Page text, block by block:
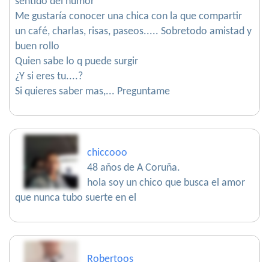
Me gustaría conocer una chica con la que compartir
un café, charlas, risas, paseos..... Sobretodo amistad y
buen rollo
Quien sabe lo q puede surgir
¿Y si eres tu....?
Si quieres saber mas,... Preguntame
chiccooo
48 años de A Coruña.
hola soy un chico que busca el amor
que nunca tubo suerte en el
Robertoos